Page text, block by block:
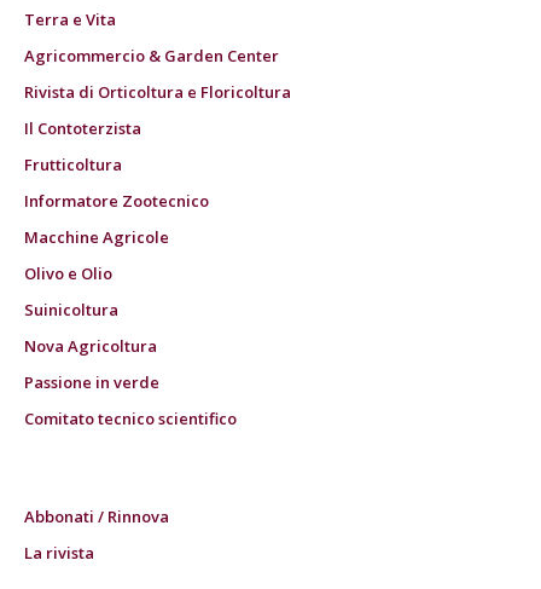
Terra e Vita
Agricommercio & Garden Center
Rivista di Orticoltura e Floricoltura
Il Contoterzista
Frutticoltura
Informatore Zootecnico
Macchine Agricole
Olivo e Olio
Suinicoltura
Nova Agricoltura
Passione in verde
Comitato tecnico scientifico
Abbonati / Rinnova
La rivista